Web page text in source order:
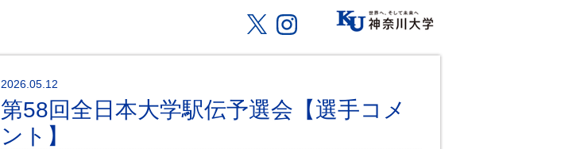
2026.05.12
第58回全日本大学駅伝予選会【選手コメ
ント】